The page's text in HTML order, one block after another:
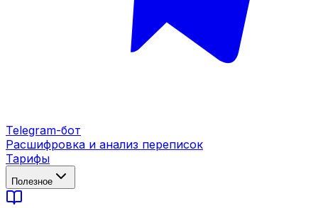
Telegram-бот
Расшифровка и анализ переписок
Тарифы
Полезное